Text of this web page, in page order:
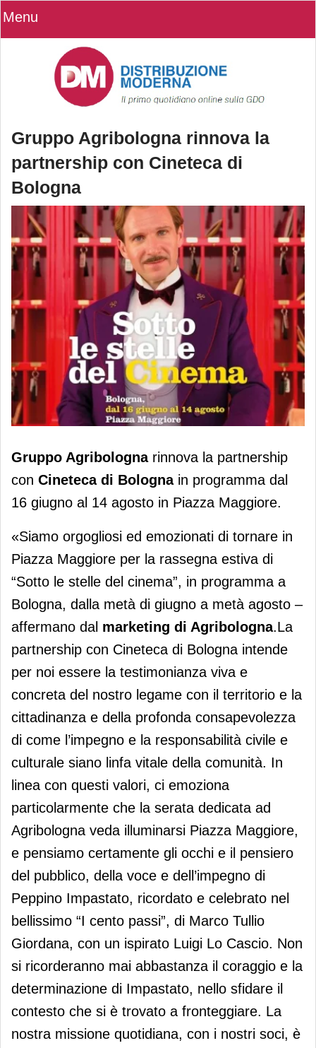
Menu
Gruppo Agribologna rinnova la
partnership con Cineteca di
Bologna
Gruppo Agribologna rinnova la
partnership con Cineteca di Bologna
Gruppo Agribolognarinnova la partnership
con Cineteca di Bologna in programma dal
16 giugno al 14 agosto in Piazza Maggiore.
«Siamo orgogliosi ed emozionati di tornare in
Piazza Maggiore per la rassegna estiva di
“Sotto le stelle del cinema”, in programma a
Bologna, dalla metà di giugno a metà agosto –
affermano dal marketing di Agribologna.La
partnership con Cineteca di Bologna intende
per noi essere la testimonianza viva e
concreta del nostro legame con il territorio e la
cittadinanza e della profonda consapevolezza
di come l’impegno e la responsabilità civile e
culturale siano linfa vitale della comunità. In
linea con questi valori, ci emoziona
particolarmente che la serata dedicata ad
Agribologna veda illuminarsi Piazza Maggiore,
e pensiamo certamente gli occhi e il pensiero
del pubblico, della voce e dell’impegno di
Peppino Impastato, ricordato e celebrato nel
bellissimo “I cento passi”, di Marco Tullio
Giordana, con un ispirato Luigi Lo Cascio. Non
si ricorderanno mai abbastanza il coraggio e la
determinazione di Impastato, nello sfidare il
contesto che si è trovato a fronteggiare. La
nostra missione quotidiana, con i nostri soci, è